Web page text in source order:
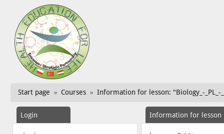
Start page » Courses » Information for lesson: "Biology_-_PL_-
Login Information for lesson